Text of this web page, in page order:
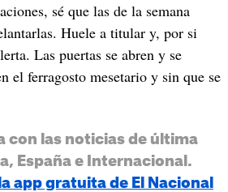
sé que las de la semana
Huele a titular y, por si
Las puertas se abren y se
el ferragosto mesetario y sin que se
con las noticias de última
España e Internacional.
app gratuita de El Nacional